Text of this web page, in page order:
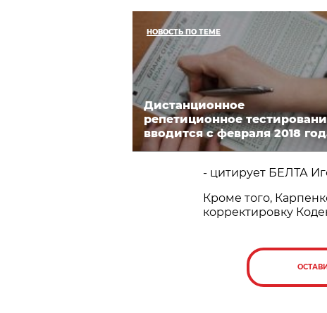
НОВОСТЬ ПО ТЕМЕ
Дистанционное
репетиционное
вводится с февраля 2018
- цитирует БЕЛТА
Кроме того,
корректировку